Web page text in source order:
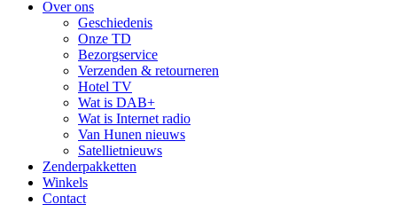
Over ons
Geschiedenis
Onze TD
Bezorgservice
Verzenden & retourneren
Hotel TV
Wat is DAB+
Wat is Internet radio
Van Hunen nieuws
Satellietnieuws
Zenderpakketten
Winkels
Contact